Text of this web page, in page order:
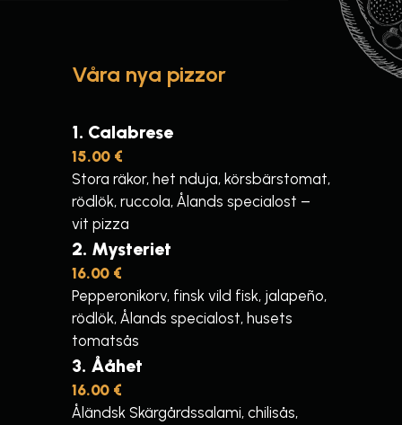
Våra nya pizzor
1 Calabrese
15.00 €
Stora räkor, het nduja, körsbärstomat,
rödlök, ruccola, Ålands specialost –
vit pizza
2 Mysteriet
16.00 €
Pepperonikorv, finsk vild fisk, jalapeño,
rödlök, Ålands specialost, husets
tomatsås
3 Ååhet
16.00 €
Åländsk Skärgårdssalami, chilisås,